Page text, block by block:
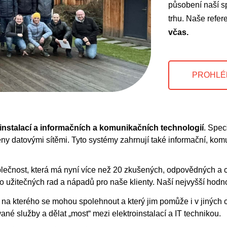
působení naší
trhu. Naše
včas.
a informačních a komunikačních technologií.
datovými sítěmi. Tyto systémy zahrnují také informační,
která má nyní více než 20 zkušených, odpovědných
užitečných rad a nápadů pro naše klienty. Naší nejvyšší
kterého se mohou spolehnout a který jim pomůže i v
služby a dělat „most“ mezi elektroinstalací a IT technikou.